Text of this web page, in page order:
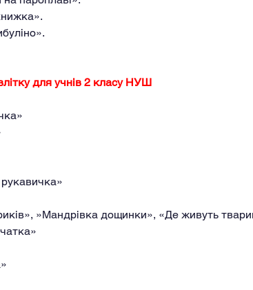
для учнів 2 класу НУШ
»Мандрівка дощинки», «Де живуть